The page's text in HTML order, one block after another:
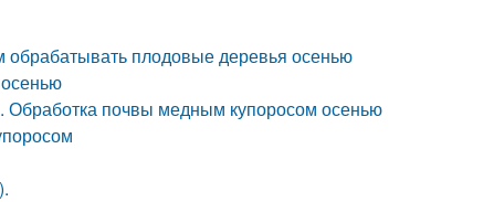
плодовые деревья осенью
почвы медным купоросом осенью